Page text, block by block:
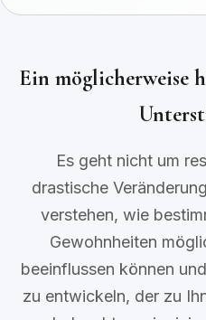
Ein möglicherweise
Es geht nicht um
drastische
verstehen, wie
Gewohnheiten
beeinflussen können
zu entwickeln, der zu